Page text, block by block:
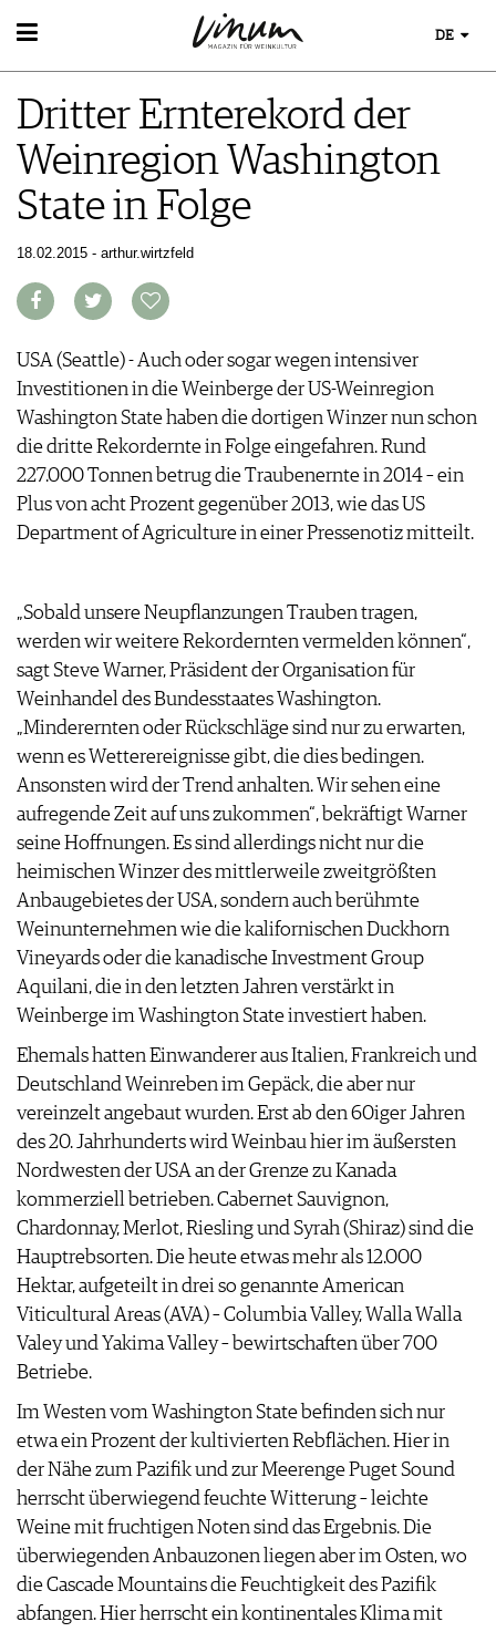
WEIN
WEINSUCHE
GUIDE WEINGÜTER
WINETRADECLUB
WEINE DES MONATS
TRINKREIFETABELLE
CLUB LES DOMAINES
WEINWISSEN
WEINREGIONEN
WEINLEXIKON
WEINGESCHICHTE
TIPPS & TRICKS
NEWS
EVENTS
EVENTKALENDER
EVENT-BILDER
ESSEN & TRINKEN
FOOD PAIRING TIPPS
FOOD PAIRING TABELLE
KULINARIK
HOTSPOTS
WEINREISEN
REPORTAGEN
WINEGUIDES
KLARTEXT
EXTRAS
ABO
AUSGABE
ARCHIV
VORTEILSWELT
MEDIATHEK
APPS
BÜCHER
NEWS
WEINWIRTSCHAFT
WEINSZENE
PORTRAITS
VINOPHILES
ARCHIV
AWARDS
GEWINNSPIELE
VORTEILSWELT
TRINKREIFETABELLE
ABO
WEINSUCHE
NEWSLETTER
WINE TRADE CLUB
REDAKTION
JOBS
WERBUNG
PRESSE
IMPRESSUM
AGB & DATENSCHUTZ
DE
Dritter Ernterekord der
Weinregion Washington
State in Folge
18.02.2015 - arthur.wirtzfeld
USA (Seattle) - Auch oder sogar wegen intensiver
Investitionen in die Weinberge der US-Weinregion
Washington State haben die dortigen Winzer nun schon
die dritte Rekordernte in Folge eingefahren. Rund
227.000 Tonnen betrug die Traubenernte in 2014 – ein
Plus von acht Prozent gegenüber 2013, wie das US
Department of Agriculture in einer Pressenotiz mitteilt.
„Sobald unsere Neupflanzungen Trauben tragen,
werden wir weitere Rekordernten vermelden können“,
sagt Steve Warner, Präsident der Organisation für
Weinhandel des Bundesstaates Washington.
„Minderernten oder Rückschläge sind nur zu erwarten,
wenn es Wetterereignisse gibt, die dies bedingen.
Ansonsten wird der Trend anhalten. Wir sehen eine
aufregende Zeit auf uns zukommen“, bekräftigt Warner
seine Hoffnungen. Es sind allerdings nicht nur die
heimischen Winzer des mittlerweile zweitgrößten
Anbaugebietes der USA, sondern auch berühmte
Weinunternehmen wie die kalifornischen Duckhorn
Vineyards oder die kanadische Investment Group
Aquilani, die in den letzten Jahren verstärkt in
Weinberge im Washington State investiert haben.
Ehemals hatten Einwanderer aus Italien, Frankreich und
Deutschland Weinreben im Gepäck, die aber nur
vereinzelt angebaut wurden. Erst ab den 60iger Jahren
des 20. Jahrhunderts wird Weinbau hier im äußersten
Nordwesten der USA an der Grenze zu Kanada
kommerziell betrieben. Cabernet Sauvignon,
Chardonnay, Merlot, Riesling und Syrah (Shiraz) sind die
Hauptrebsorten. Die heute etwas mehr als 12.000
Hektar, aufgeteilt in drei so genannte American
Viticultural Areas (AVA) – Columbia Valley, Walla Walla
Valey und Yakima Valley – bewirtschaften über 700
Betriebe.
Im Westen vom Washington State befinden sich nur
etwa ein Prozent der kultivierten Rebflächen. Hier in
der Nähe zum Pazifik und zur Meerenge Puget Sound
herrscht überwiegend feuchte Witterung – leichte
Weine mit fruchtigen Noten sind das Ergebnis. Die
überwiegenden Anbauzonen liegen aber im Osten, wo
die Cascade Mountains die Feuchtigkeit des Pazifik
abfangen. Hier herrscht ein kontinentales Klima mit